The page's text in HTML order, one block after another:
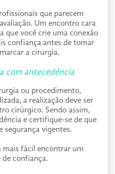
que parecem
Um encontro cara
que você crie uma conexão
confiança antes de tomar
a cirurgia.
com antecedência
ou procedimento,
a realização deve ser
cirúrgico. Sendo assim,
e certifique-se de que
segurança vigentes.
mais fácil encontrar um
confiança.